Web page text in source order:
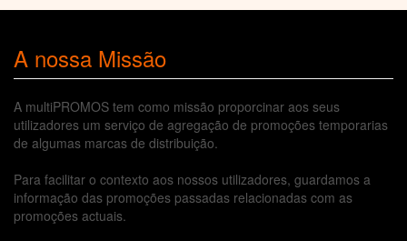
A nossa Missão
A multiPROMOS tem como missão proporcinar aos seus
utilizadores um serviço de agregação de promoções temporarias
de algumas marcas de distribuição.
Para facilitar o contexto aos nossos utilizadores, guardamos a
informação das promoções passadas relacionadas com as
promoções actuais.